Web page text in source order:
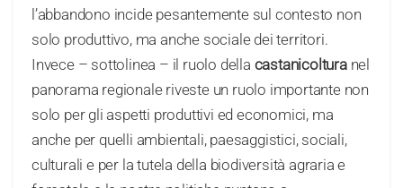
l’abbandono incide pesantemente sul contesto non
solo produttivo, ma anche sociale dei territori.
Invece – sottolinea – il ruolo della castanicolturanel
panorama regionale riveste un ruolo importante non
solo per gli aspetti produttivi ed economici, ma
anche per quelli ambientali, paesaggistici, sociali,
culturali e per la tutela della biodiversità agraria e